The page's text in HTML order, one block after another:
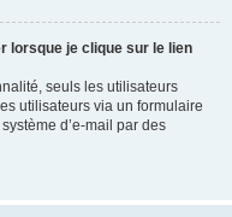
lorsque je clique sur le lien
seuls les utilisateurs
utilisateurs via un formulaire
d’e-mail par des